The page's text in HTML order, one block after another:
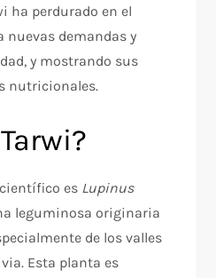
ha perdurado en el
nuevas demandas y
y mostrando sus
nutricionales.
es Lupinus
leguminosa originaria
de los valles
Esta planta es